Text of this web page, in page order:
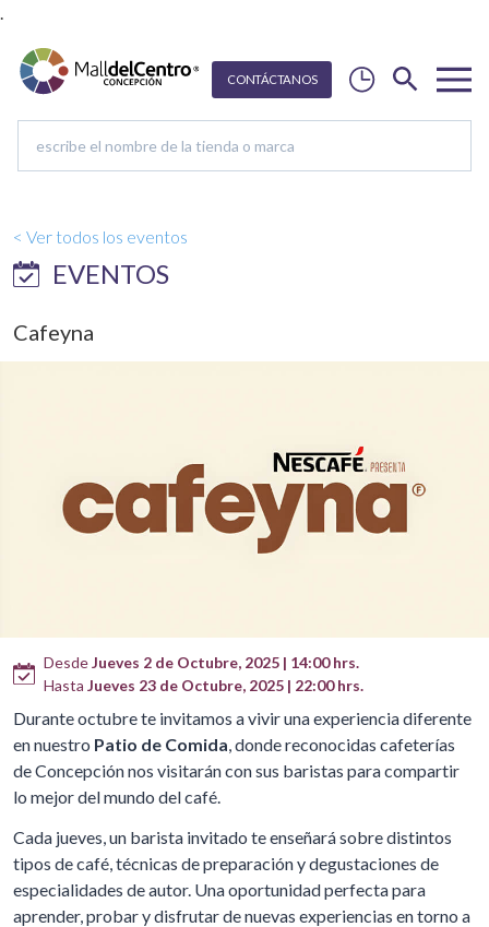
.
CONTÁCTANOS
< Ver todos los eventos
EVENTOS
Cafeyna
DesdeJueves 2 de Octubre, 2025 | 14:00 hrs.
Hasta Jueves 23 de Octubre, 2025 | 22:00 hrs.
Durante octubre te invitamos a vivir una experiencia diferente
en nuestro Patio de Comida, donde reconocidas cafeterías
de Concepción nos visitarán con sus baristas para compartir
lo mejor del mundo del café.
Cada jueves, un barista invitado te enseñará sobre distintos
tipos de café, técnicas de preparación y degustaciones de
especialidades de autor. Una oportunidad perfecta para
aprender, probar y disfrutar de nuevas experiencias en torno a